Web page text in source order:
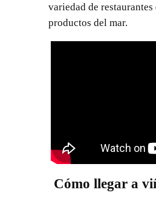
variedad de
productos del mar.
Cómo llegar a